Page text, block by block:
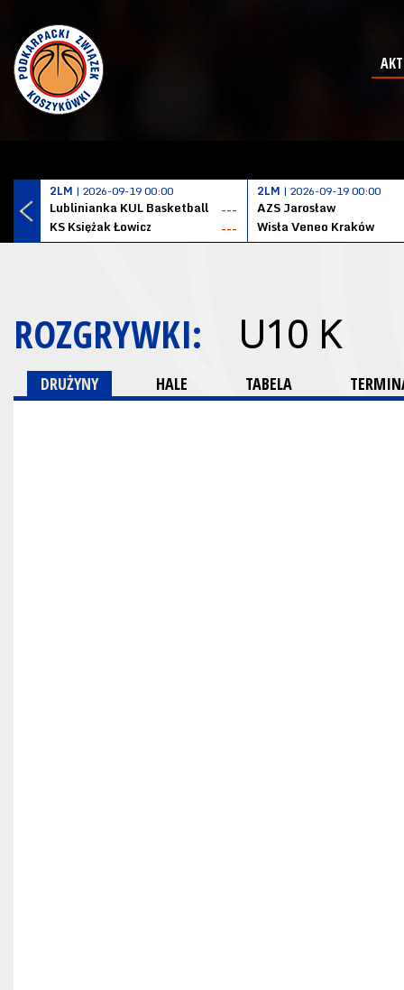
2LM | 2026-09-19 00:00
Lublinianka KUL Basketball
---
KS Księżak Łowicz
---
2LM | 2026-09-19 00:00
AZS Jarosław
Wisła Veneo Kraków
ROZGRYWKI: U10 K
DRUŻYNY HALE TABELA